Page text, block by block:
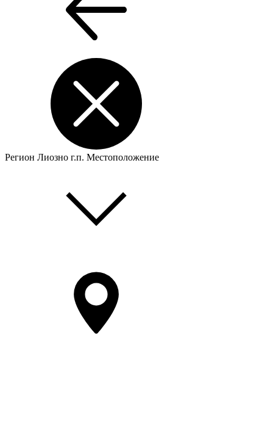
Регион Лиозно г.п. Местоположение